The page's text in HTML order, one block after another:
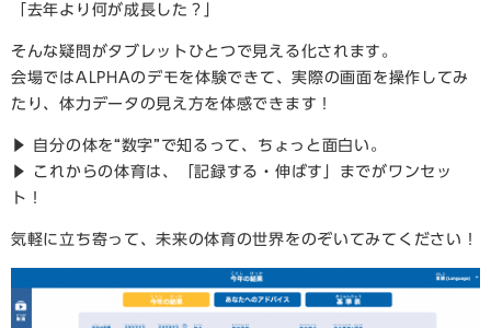
「去年より何が成長した？」
そんな疑問がタブレットひとつで見える化されます。
会場ではALPHAのデモを体験できて、実際の画面を操作してみ
たり、体力データの見え方を体感できます！
▶ 自分の体を“数字”で知るって、ちょっと面白い。
▶ これからの体育は、「記録する・伸ばす」までがワンセッ
ト！
気軽に立ち寄って、未来の体育の世界をのぞいてみてください！